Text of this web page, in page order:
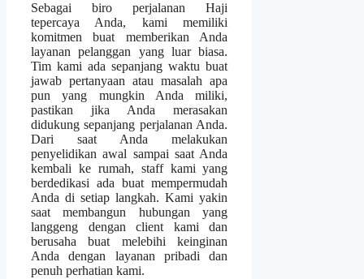
Sebagai biro perjalanan Haji
tepercaya Anda, kami memiliki
komitmen buat memberikan Anda
layanan pelanggan yang luar biasa.
Tim kami ada sepanjang waktu buat
jawab pertanyaan atau masalah apa
pun yang mungkin Anda miliki,
pastikan jika Anda merasakan
didukung sepanjang perjalanan Anda.
Dari saat Anda melakukan
penyelidikan awal sampai saat Anda
kembali ke rumah, staff kami yang
berdedikasi ada buat mempermudah
Anda di setiap langkah. Kami yakin
saat membangun hubungan yang
langgeng dengan client kami dan
berusaha buat melebihi keinginan
Anda dengan layanan pribadi dan
penuh perhatian kami.